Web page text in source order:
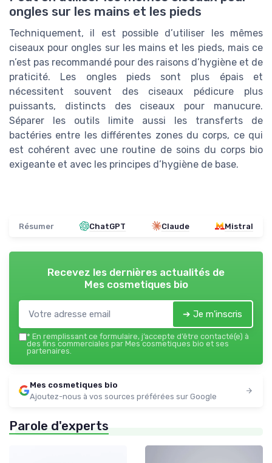
ongles sur les mains et les pieds
Techniquement, il est possible d’utiliser les mêmes
ciseaux pour ongles sur les mains et les pieds, mais ce
n’est pas recommandé pour des raisons d’hygiène et de
praticité. Les ongles pieds sont plus épais et
nécessitent souvent des ciseaux pédicure plus
puissants, distincts des ciseaux pour manucure.
Séparer les outils limite aussi les transferts de
bactéries entre les différentes zones du corps, ce qui
est cohérent avec une routine de soins du corps bio
exigeante et avec les principes d’hygiène de base.
Résumer ChatGPT Claude Mistral
Recevez les dernières actualités de
Mes cosmetiques bio
➔ Je m'inscris
* En remplissant ce formulaire, j’accepte d’être contacté(e) à
des fins commerciales par Mes cosmetiques bio et ses
partenaires.
Mes cosmetiques bio
Ajoutez-nous à vos sources préférées sur Google
Parole d'experts